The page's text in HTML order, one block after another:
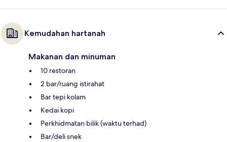
Kemudahan hartanah
Makanan dan minuman
10 restoran
2 bar/ruang istirahat
Bar tepi kolam
Kedai kopi
Perkhidmatan bilik (waktu terhad)
Bar/deli snek